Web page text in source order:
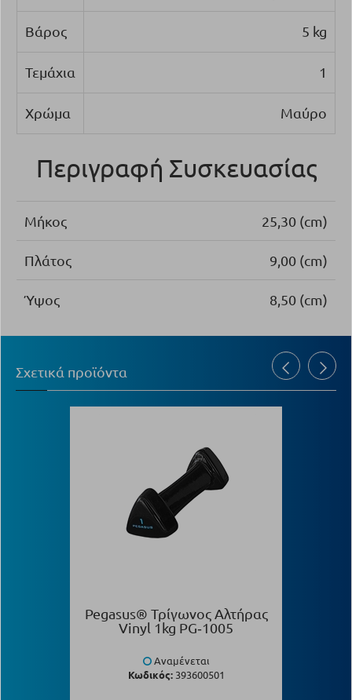
Βάρος 5 kg
Τεμάχια 1
Χρώμα Μαύρο
Περιγραφή Συσκευασίας
Μήκος 25,30 (cm)
Πλάτος 9,00 (cm)
Ύψος 8,50 (cm)
Σχετικά προϊόντα
Pegasus® Τρίγωνος Αλτήρας
Vinyl 1kg PG‑1005
Αναμένεται
Κωδικός:393600501